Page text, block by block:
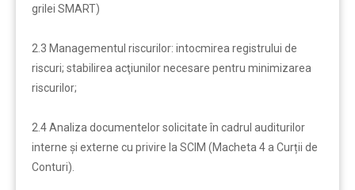
grilei SMART)
2.3 Managementul riscurilor: intocmirea registrului de
riscuri; stabilirea acţiunilor necesare pentru minimizarea
riscurilor;
2.4 Analiza documentelor solicitate în cadrul auditurilor
interne şi externe cu privire la SCIM (Macheta 4 a Curții de
Conturi).